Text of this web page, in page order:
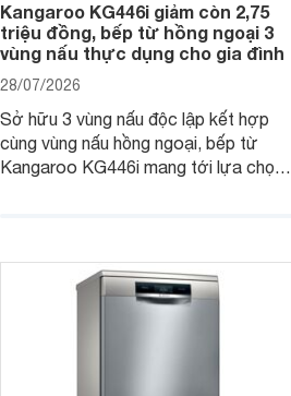
Kangaroo KG446i giảm còn 2,75
triệu đồng, bếp từ hồng ngoại 3
vùng nấu thực dụng cho gia đình
28/07/2026
Sở hữu 3 vùng nấu độc lập kết hợp
cùng vùng nấu hồng ngoại, bếp từ
Kangaroo KG446i mang tới lựa chọn
nhiều cửa hàng, đại lý.